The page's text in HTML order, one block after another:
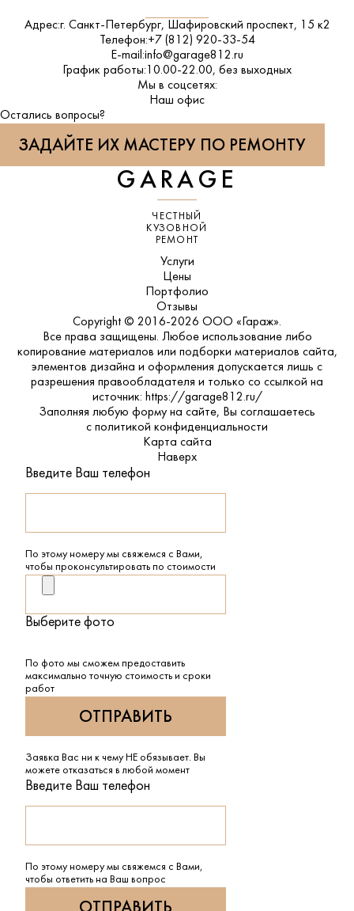
Адрес:г. Санкт-Петербург, Шафировский проспект, 15 к2
Телефон:+7 (812) 920-33-54
E-mail:info@garage812.ru
График работы: 10.00-22.00, без выходных
Мы в соцсетях:
ВКонтакте
Наш офис
Остались вопросы?
ЗАДАЙТЕ ИХ МАСТЕРУ ПО РЕМОНТУ
GARAGE
ЧЕСТНЫЙ
КУЗОВНОЙ
РЕМОНТ
Услуги
Цены
Портфолио
Отзывы
Copyright © 2016-2026 ООО «Гараж».
Все права защищены. Любое использование либо
копирование материалов или подборки материалов сайта,
элементов дизайна и оформления допускается лишь с
разрешения правообладателя и только со ссылкой на
источник: https://garage812.ru/
Заполняя любую форму на сайте, Вы соглашаетесь
с политикой конфиденциальности
Карта сайта
Наверх
Введите Ваш телефон
По этому номеру мы свяжемся с Вами,
чтобы проконсультировать по стоимости
Выберите фото
По фото мы сможем предоставить
максимально точную стоимость и сроки
работ
Заявка Вас ни к чему НЕ обязывает. Вы
можете отказаться в любой момент
Введите Ваш телефон
По этому номеру мы свяжемся с Вами,
чтобы ответить на Ваш вопрос